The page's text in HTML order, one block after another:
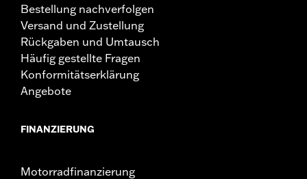
Bestellung nachverfolgen
Versand und Zustellung
Rückgaben und Umtausch
Häufig gestellte Fragen
Konformitätserklärung
Angebote
FINANZIERUNG
Motorradfinanzierung